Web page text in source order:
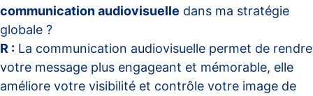
communication audiovisuelle dans ma stratégie
globale ?
R : La communication audiovisuelle permet de rendre
votre message plus engageant et mémorable, elle
améliore votre visibilité et contrôle votre image de